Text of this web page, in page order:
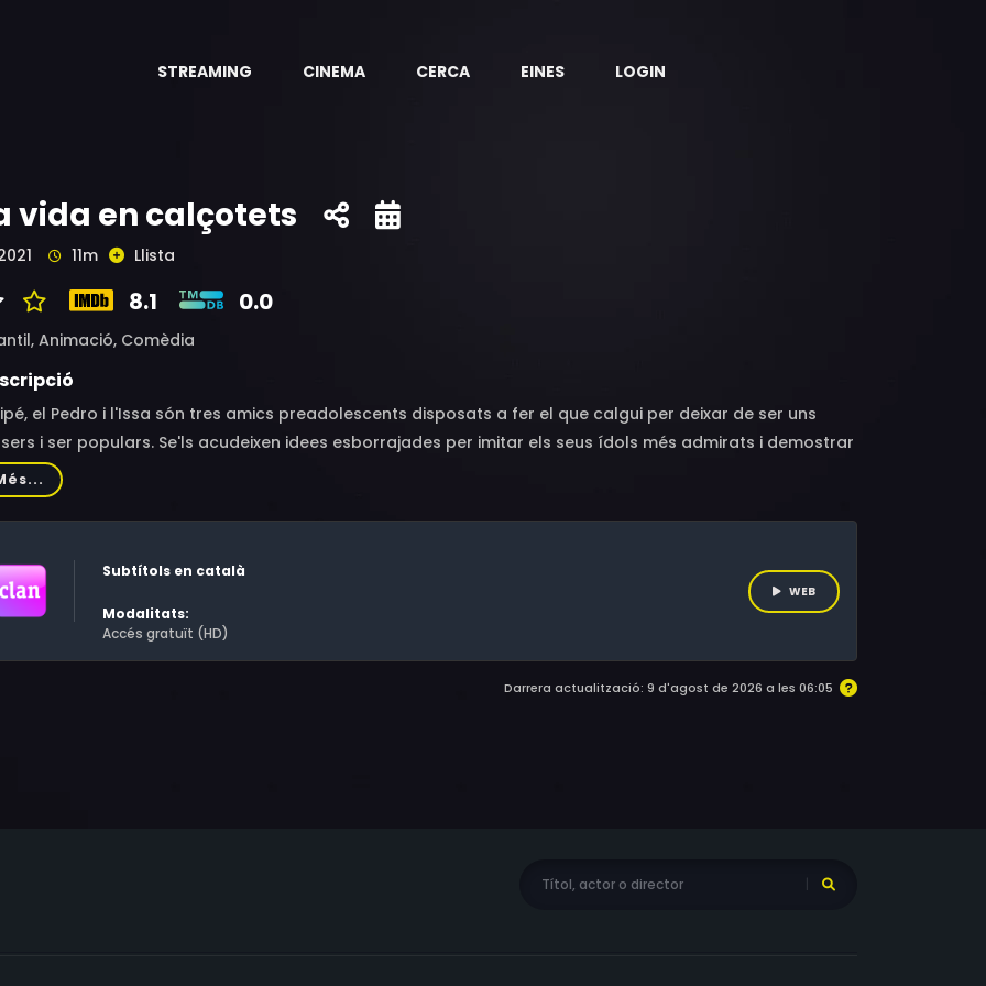
STREAMING CINEMA CERCA EINES LOGIN
vida en calçotets
11m Llista
8.1 0.0
Animació, Comèdia
el Pedro i l'Issa són tres amics preadolescents disposats a fer el que calgui per deixar de ser uns
i ser populars. Se'ls acudeixen idees esborrajades per imitar els seus ídols més admirats i demostrar
de classe i a tothom que són molt guais, però poques vegades aconsegueixen l'objectiu de
bona impressió, més aviat al contrari! Les conseqüències de les seves idees de bomber solen ser
Els tres amics no són graciosos, ni tenen gaire força ni són especialment guapos ni hàbils en
Això sí, junts s'ho passen la mar de bé i riuen molt. I, com diu la seva assenyada amiga Simone, són
Subtítols en català
Modalitats:
Accés gratuït (HD)
WEB
Darrera actualització: 9 d'agost de 2026 a les 06:05